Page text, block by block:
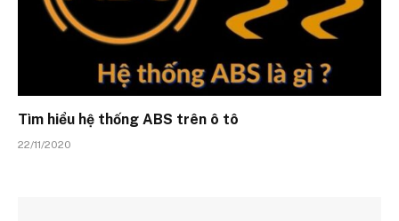
Tìm hiểu hệ thống ABS trên ô tô
22/11/2020